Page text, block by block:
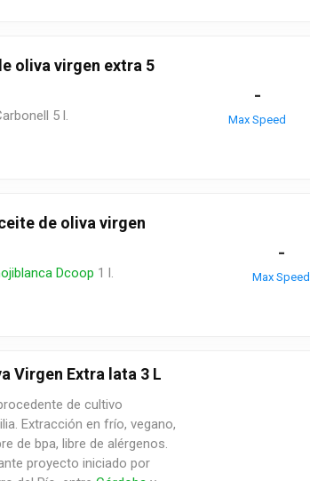
oliva virgen extra 5
5 l.
-
Max Speed
de oliva virgen
Dcoop 1 l.
-
Max Speed
Virgen Extra lata 3 L
de cultivo
Extracción en frío, vegano,
de bpa, libre de alérgenos.
proyecto iniciado por